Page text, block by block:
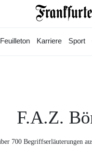
Feuilleton Karriere Sport
F.A.Z.
700 Begriffserläuterungen